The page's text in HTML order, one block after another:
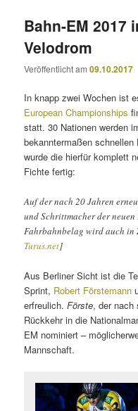
Bahn-EM 2017
Velodrom
Veröffentlicht am09.10.2017
In knapp zwei Wochen ist
European Championships
statt. 30 Nationen werden
bekanntermaßen
wurde die hierfür komplett
Fichte fertig:
Auf der nach 20 Jahren
und Schrittmacher der
Fahrbahnbelag wird auch
Turus.net]
Aus Berliner Sicht ist die
Sprint, Robert Förstemann
erfreulich.Förste, der nach
Rückkehr in die
EM nominiert –
Mannschaft.